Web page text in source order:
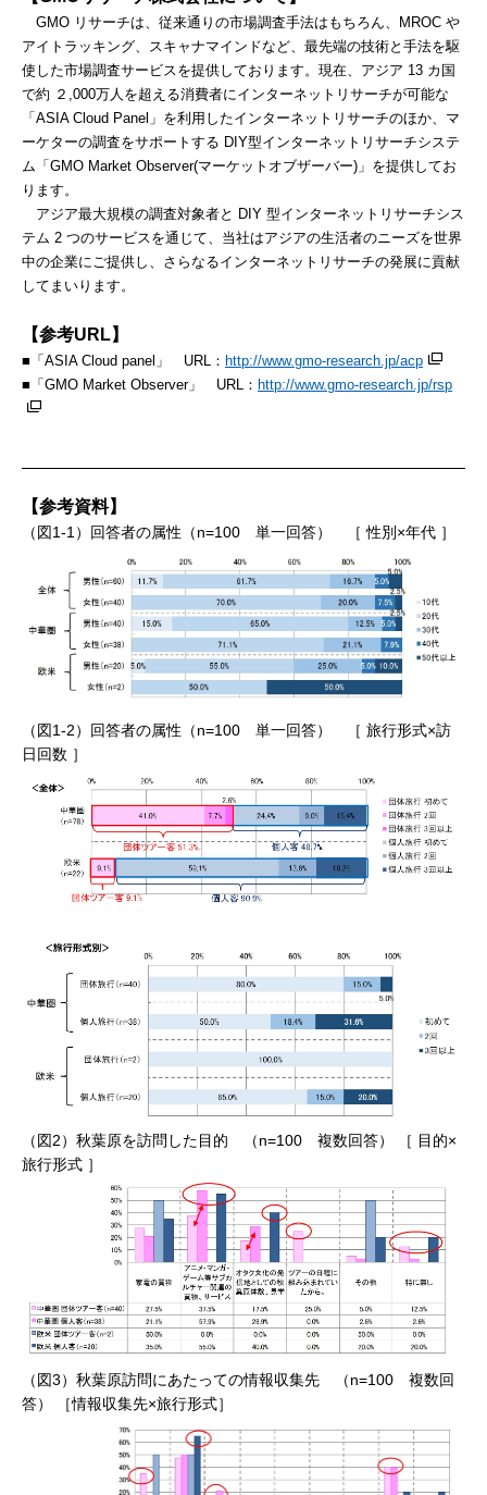
GMO リサーチは、従来通りの市場調査手法はもちろん、MROC や
アイトラッキング、スキャナマインドなど、最先端の技術と手法を駆
使した市場調査サービスを提供しております。現在、アジア 13 カ国
で約 ２,000万人を超える消費者にインターネットリサーチが可能な
「ASIA Cloud Panel」を利用したインターネットリサーチのほか、マ
ーケターの調査をサポートする DIY型インターネットリサーチシステ
ム「GMO Market Observer(マーケットオブザーバー)」を提供してお
ります。
アジア最大規模の調査対象者と DIY 型インターネットリサーチシス
テム 2 つのサービスを通じて、当社はアジアの生活者のニーズを世界
中の企業にご提供し、さらなるインターネットリサーチの発展に貢献
してまいります。
【参考URL】
■「ASIA Cloud panel」 URL： http://www.gmo-research.jp/acp
■「GMO Market Observer」 URL： http://www.gmo-research.jp/rsp
【参考資料】
（図1-1）回答者の属性（n=100 単一回答） ［ 性別×年代 ］
（図1-2）回答者の属性（n=100 単一回答） ［ 旅行形式×訪
日回数 ］
（図2）秋葉原を訪問した目的 （n=100 複数回答） ［ 目的×
旅行形式 ］
（図3）秋葉原訪問にあたっての情報収集先 （n=100 複数回
答） ［情報収集先×旅行形式］